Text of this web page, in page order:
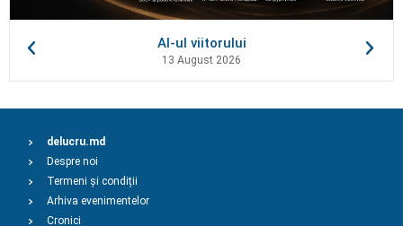
AI-ul viitorului
13 August 2026
delucru.md
Despre noi
Termeni și condiții
Arhiva evenimentelor
Cronici